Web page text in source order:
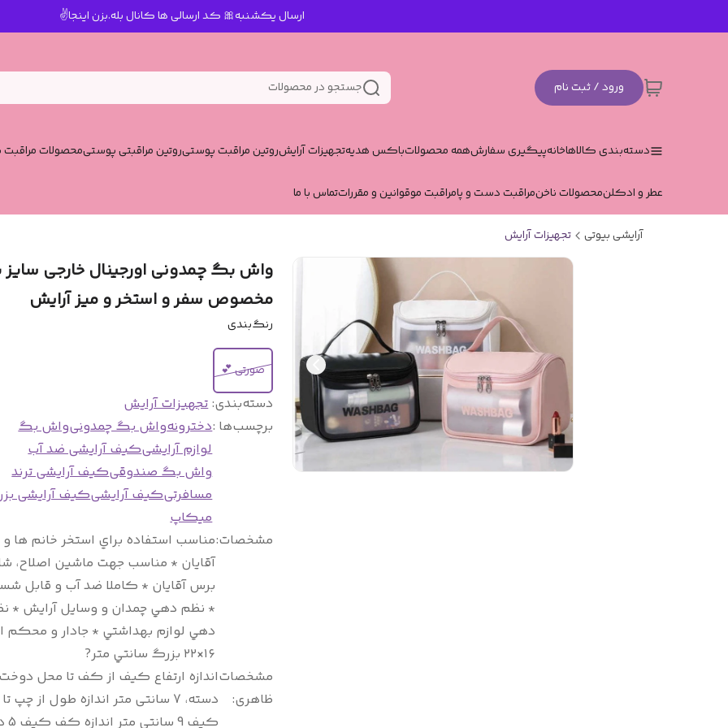
ارسال یکشنبه🎀 کد ارسالی ها کانال بله.بزن اینجا✌️
ورود / ثبت نام جستجو در محصولات
دسته‌بندی کالاهاخانهپیگیری سفارشهمه محصولاتباکس هدیهتجهیزات آرایشروتین مراقبت پوستیروتین مراقبتی پوستیمحصولات مراقبت
عطر و ادکلنمحصولات ناخنمراقبت دست و پامراقبت موقوانین و مقرراتتماس با ما
آرایشی بیوتی تجهیزات آرایش
واش بگ چمدونی اورجینال خارجی سایز
مخصوص سفر و استخر و میز آرایش
رنگ‌بندی
صورتی 💕
دسته‌بندی:تجهیزات آرایش
برچسب‌ها :دخترونهواش بگ چمدونیواش بگ
لوازم آرایشیکیف آرایشی ضد آب
واش بگ صندوقیکیف آرایشی ترند
مسافرتیکیف آرایشیکیف آرایشی
میکاپ
مشخصات:مناسب استفاده براي استخر خانم ها و
آقايان * مناسب جهت ماشين اصلاح،
برس آقايان * کاملا ضد آب و قابل
* نظم دهي چمدان و وسايل آرايش *
دهي لوازم بهداشتي * جادار و محکم
۱۶×۲۲ بزرگ سانتي متر?
مشخصات
ظاهری:
اندازه ارتفاع کیف از کف تا محل دوخت
دسته، 7 سانتی متر اندازه طول از چپ